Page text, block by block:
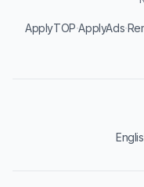
ApplyTOP·ApplyAds·